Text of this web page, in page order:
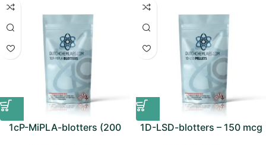
1cP-MiPLA-blotters (200
1D-LSD-blotters – 150 mcg